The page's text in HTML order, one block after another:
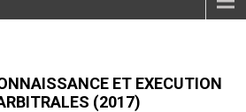
ET EXECUTION
(2017)